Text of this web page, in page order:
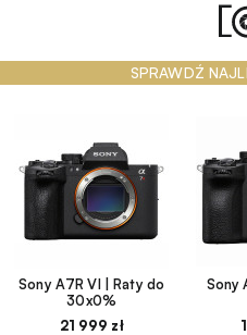
SPRAWDŹ
Sony A7R VI | Raty do
30x0%
21 999 zł
Sony